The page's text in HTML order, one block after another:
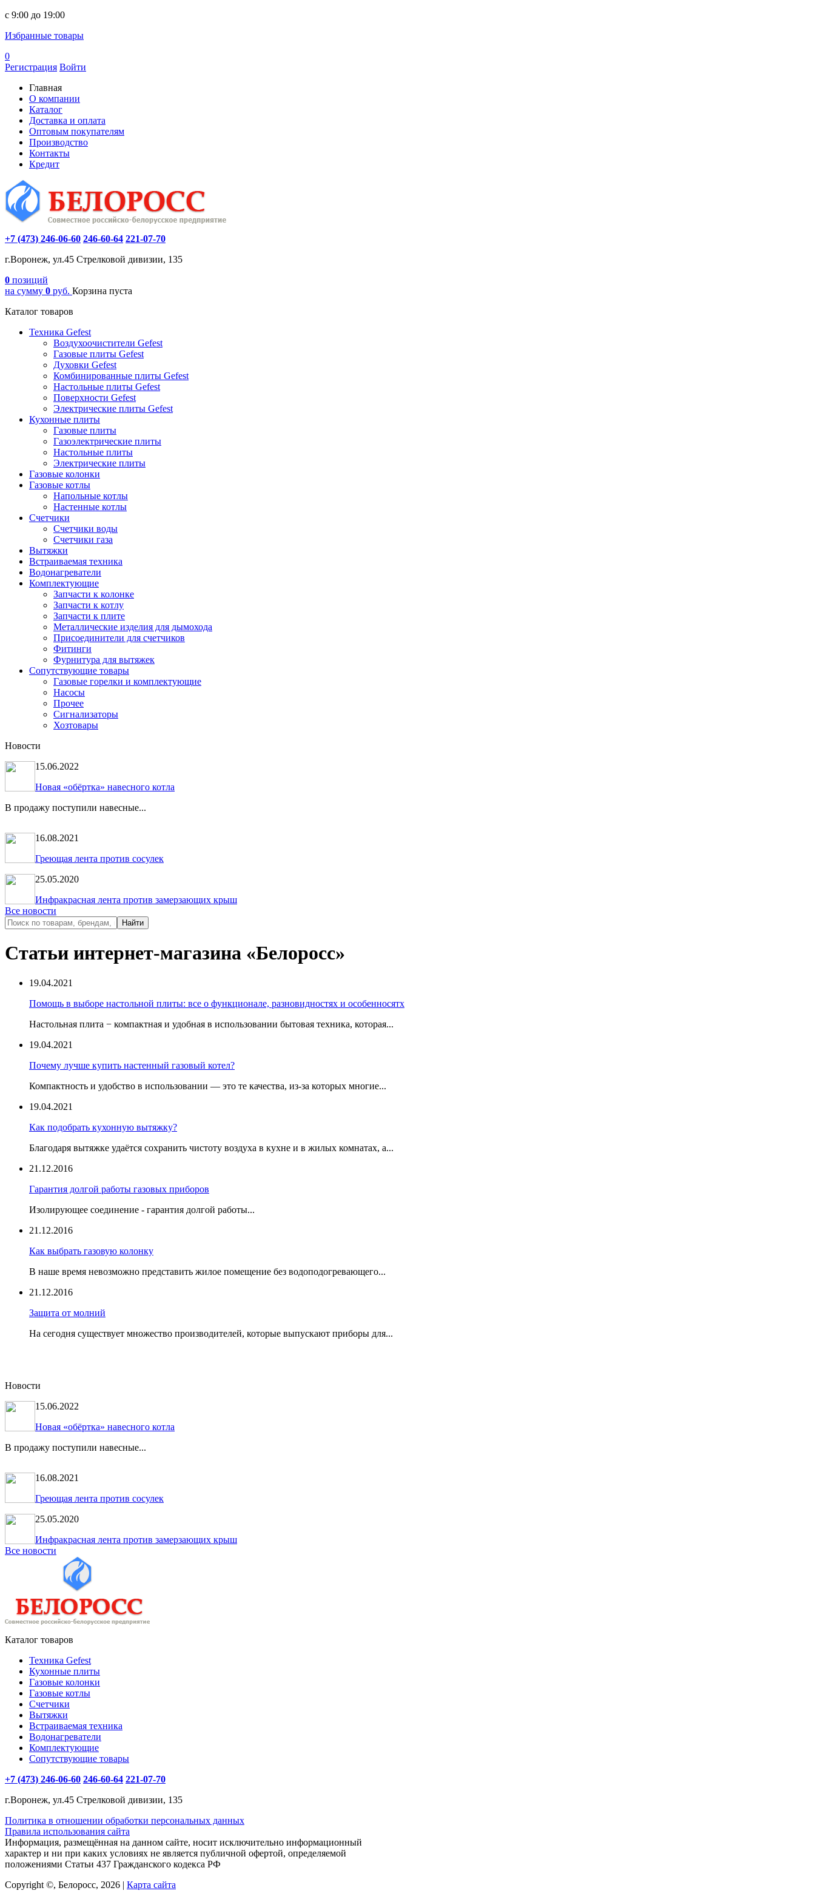
c 9:00 до 19:00
Избранные товары
0
Регистрация Войти
Главная
О компании
Каталог
Доставка и оплата
Оптовым покупателям
Производство
Контакты
Кредит
+7 (473) 246-06-60 246-60-64 221-07-70
г.Воронеж, ул.45 Стрелковой дивизии, 135
0 позиций
на сумму 0 руб. Корзина пуста
Каталог товаров
Техника Gefest
Воздухоочистители Gefest
Газовые плиты Gefest
Духовки Gefest
Комбинированные плиты Gefest
Настольные плиты Gefest
Поверхности Gefest
Электрические плиты Gefest
Кухонные плиты
Газовые плиты
Газоэлектрические плиты
Настольные плиты
Электрические плиты
Газовые колонки
Газовые котлы
Напольные котлы
Настенные котлы
Счетчики
Счетчики воды
Счетчики газа
Вытяжки
Встраиваемая техника
Водонагреватели
Комплектующие
Запчасти к колонке
Запчасти к котлу
Запчасти к плите
Металлические изделия для дымохода
Присоединители для счетчиков
Фитинги
Фурнитура для вытяжек
Сопутствующие товары
Газовые горелки и комплектующие
Насосы
Прочее
Сигнализаторы
Хозтовары
Новости
15.06.2022
Новая «обёртка» навесного котла
В продажу поступили навесные...
16.08.2021
Греющая лента против сосулек
25.05.2020
Инфракрасная лента против замерзающих крыш
Все новости
Статьи интернет-магазина «Белоросс»
19.04.2021
Помощь в выборе настольной плиты: все о функционале, разновидностях и особенносятх
Настольная плита − компактная и удобная в использовании бытовая техника, которая...
19.04.2021
Почему лучше купить настенный газовый котел?
Компактность и удобство в использовании — это те качества, из-за которых многие...
19.04.2021
Как подобрать кухонную вытяжку?
Благодаря вытяжке удаётся сохранить чистоту воздуха в кухне и в жилых комнатах, а...
21.12.2016
Гарантия долгой работы газовых приборов
Изолирующее соединение - гарантия долгой работы...
21.12.2016
Как выбрать газовую колонку
В наше время невозможно представить жилое помещение без водоподогревающего...
21.12.2016
Защита от молний
На сегодня существует множество производителей, которые выпускают приборы для...
Новости
15.06.2022
Новая «обёртка» навесного котла
В продажу поступили навесные...
16.08.2021
Греющая лента против сосулек
25.05.2020
Инфракрасная лента против замерзающих крыш
Все новости
Каталог товаров
Техника Gefest
Кухонные плиты
Газовые колонки
Газовые котлы
Счетчики
Вытяжки
Встраиваемая техника
Водонагреватели
Комплектующие
Сопутствующие товары
+7 (473) 246-06-60 246-60-64 221-07-70
г.Воронеж, ул.45 Стрелковой дивизии, 135
Политика в отношении обработки персональных данных
Правила использования сайта
Информация, размещённая на данном сайте, носит исключительно информационный
характер и ни при каких условиях не является публичной офертой, определяемой
положениями Статьи 437 Гражданского кодекса РФ
Copyright ©, Белоросс, 2026 | Карта сайта